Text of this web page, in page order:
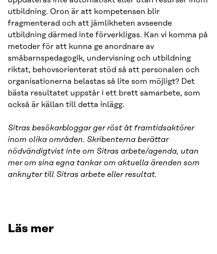
utbildning. Oron är att kompetensen blir
fragmenterad och att jämlikheten avseende
utbildning därmed inte förverkligas. Kan vi komma på
metoder för att kunna ge anordnare av
småbarnspedagogik, undervisning och utbildning
riktat, behovsorienterat stöd så att personalen och
organisationerna belastas så lite som möjligt? Det
bästa resultatet uppstår i ett brett samarbete, som
också är källan till detta inlägg.
Sitras besökarbloggar ger röst åt framtidsaktörer
inom olika områden. Skribenterna berättar
nödvändigtvist inte om Sitras arbete/agenda, utan
mer om sina egna tankar om aktuella ärenden som
anknyter till Sitras arbete eller resultat.
Läs mer